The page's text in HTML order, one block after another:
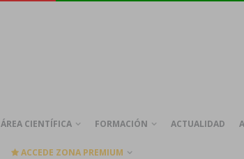
ÁREA CIENTÍFICA FORMACIÓN ACTUALIDAD
ACCEDE ZONA PREMIUM